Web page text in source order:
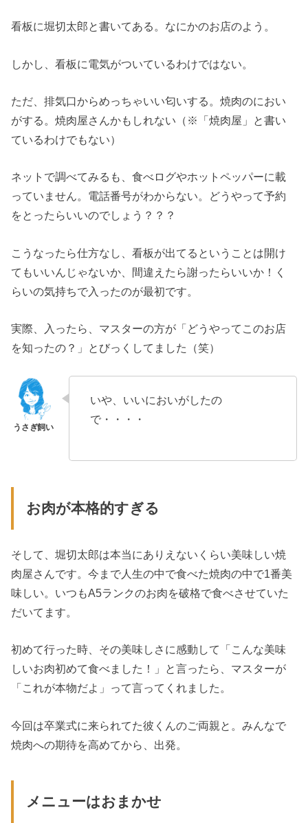
看板に堀切太郎と書いてある。なにかのお店のよう。
しかし、看板に電気がついているわけではない。
ただ、排気口からめっちゃいい匂いする。焼肉のにおい
がする。焼肉屋さんかもしれない（※「焼肉屋」と書い
ているわけでもない）
ネットで調べてみるも、食べログやホットペッパーに載
っていません。電話番号がわからない。どうやって予約
をとったらいいのでしょう？？？
こうなったら仕方なし、看板が出てるということは開け
てもいいんじゃないか、間違えたら謝ったらいいか！く
らいの気持ちで入ったのが最初です。
実際、入ったら、マスターの方が「どうやってこのお店
を知ったの？」とびっくしてました（笑）
いや、いいにおいがしたの
で・・・・
お肉が本格的すぎる
そして、堀切太郎は本当にありえないくらい美味しい焼
肉屋さんです。今まで人生の中で食べた焼肉の中で1番美
味しい。いつもA5ランクのお肉を破格で食べさせていた
だいてます。
初めて行った時、その美味しさに感動して「こんな美味
しいお肉初めて食べました！」と言ったら、マスターが
「これが本物だよ」って言ってくれました。
今回は卒業式に来られてた彼くんのご両親と。みんなで
焼肉への期待を高めてから、出発。
メニューはおまかせ